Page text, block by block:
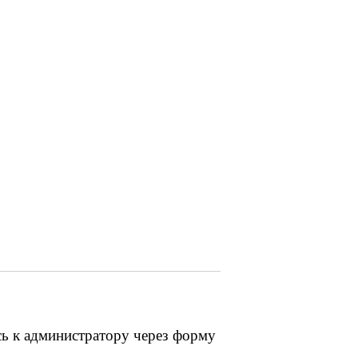
к администратору через форму